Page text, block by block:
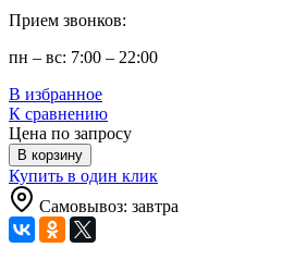
Прием звонков:
пн – вс: 7:00 – 22:00
В избранное
К сравнению
Цена по запросу
В корзину
Купить в один клик
Самовывоз: завтра